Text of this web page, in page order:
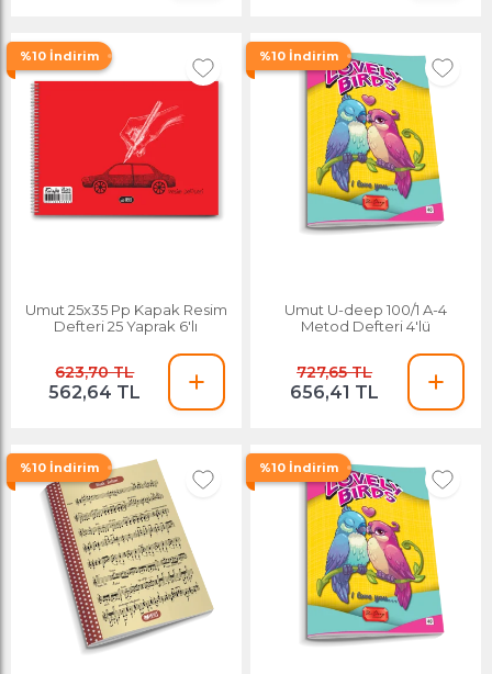
%10 İndirim
Umut 25x35 Pp Kapak Resim
Defteri 25 Yaprak 6'lı
623,70 TL
562,64 TL
%10 İndirim
Umut U-deep 100/1 A-4
Metod Defteri 4'lü
727,65 TL
656,41 TL
%10 İndirim %10 İndirim